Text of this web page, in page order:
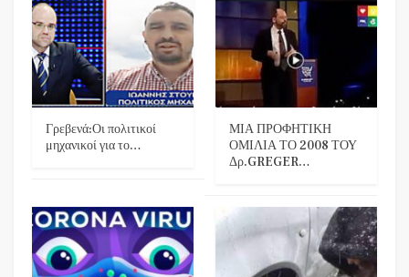
Γρεβενά:Οι πολιτικοί
μηχανικοί για το…
ΜΙΑ ΠΡΟΦΗΤΙΚΗ
ΟΜΙΛΙΑ ΤΟ 2008 ΤΟΥ
Δρ.GREGER…